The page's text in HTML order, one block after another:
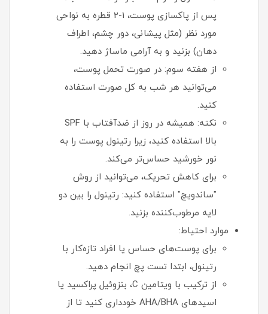
پس از پاکسازی پوست، 1-2 قطره به نواحی
مورد نظر (مثل پیشانی، دور چشم، اطراف
دهان) بزنید و به آرامی ماساژ دهید.
از هفته سوم: در صورت تحمل پوست،
می‌توانید هر شب به کل صورت استفاده
کنید.
نکته: همیشه در روز از ضدآفتاب با SPF
بالا استفاده کنید، زیرا رتینول پوست را به
نور خورشید حساس‌تر می‌کند.
برای کاهش تحریک، می‌توانید از روش
"ساندویچ" استفاده کنید: رتینول را بین دو
لایه مرطوب‌کننده بزنید.
موارد احتیاط:
برای پوست‌های حساس یا افراد تازه‌کار با
رتینول، ابتدا تست پچ انجام دهید.
از ترکیب با ویتامین C، بنزوئیل پراکسید یا
اسیدهای AHA/BHA خودداری کنید تا از